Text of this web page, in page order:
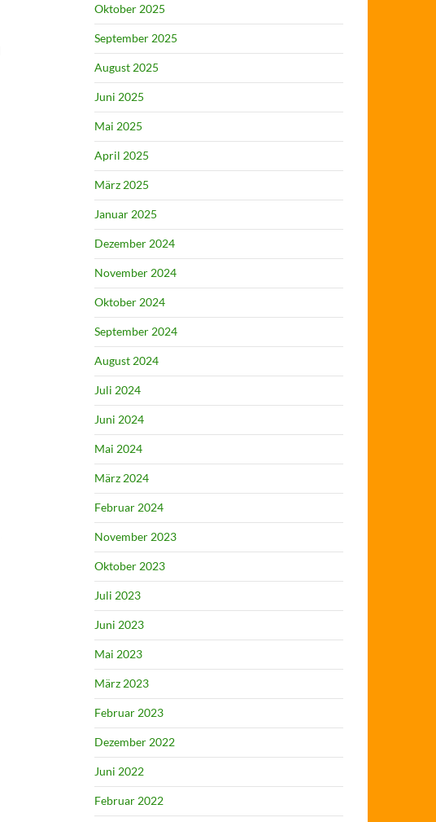
Oktober 2025
September 2025
August 2025
Juni 2025
Mai 2025
April 2025
März 2025
Januar 2025
Dezember 2024
November 2024
Oktober 2024
September 2024
August 2024
Juli 2024
Juni 2024
Mai 2024
März 2024
Februar 2024
November 2023
Oktober 2023
Juli 2023
Juni 2023
Mai 2023
März 2023
Februar 2023
Dezember 2022
Juni 2022
Februar 2022